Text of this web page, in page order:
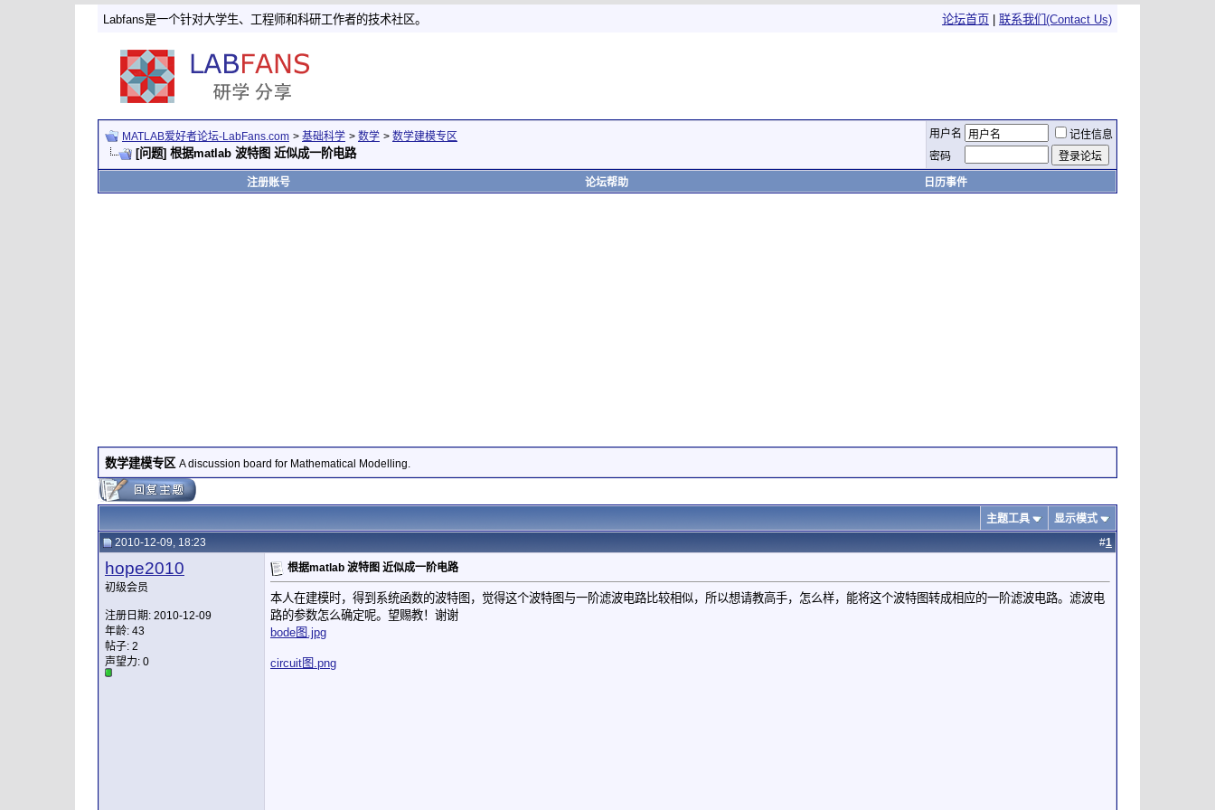
Labfans是一个针对大学生、工程师和科研工作者的技术社区。 论坛首页 联系我们(Contact Us)
MATLAB爱好者论坛-LabFans.com > 基础科学 > 数学 > 数学建模专区
[问题] 根据matlab 波特图 近似成一阶电路
用户名
记住信息
密码
注册账号 论坛帮助 日历事件
数学建模专区 A discussion board for Mathematical Modelling.
主题工具
显示模式
2010-12-09, 18:23
#1
hope2010
初级会员
注册日期: 2010-12-09
年龄: 43
帖子: 2
声望力: 0
根据matlab 波特图 近似成一阶电路
本人在建模时，得到系统函数的波特图，觉得这个波特图与一阶滤波电路比较相似，所以想请教高手，怎么样，能将这个波特图转成相应的一阶滤波电路。滤波电
路的参数怎么确定呢。望赐教！谢谢
bode图.jpg
circuit图.png